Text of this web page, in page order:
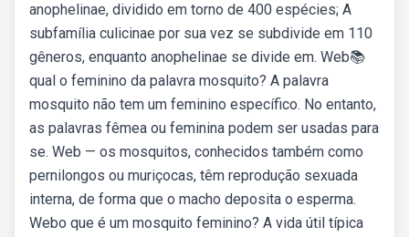
anophelinae, dividido em torno de 400 espécies; A
subfamília culicinae por sua vez se subdivide em 110
gêneros, enquanto anophelinae se divide em. Web📚
qual o feminino da palavra mosquito? A palavra
mosquito não tem um feminino específico. No entanto,
as palavras fêmea ou feminina podem ser usadas para
se. Web — os mosquitos, conhecidos também como
pernilongos ou muriçocas, têm reprodução sexuada
interna, de forma que o macho deposita o esperma.
Webo que é um mosquito feminino? A vida útil típica